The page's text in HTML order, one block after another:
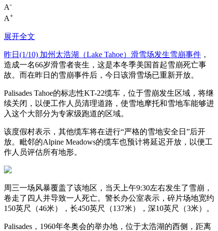
A-
A+
展开全文
昨日(1/10) 加州太浩湖（Lake Tahoe）滑雪场发生雪崩事件 ，
造成一名66岁滑雪者丧生，这是本冬季美国首起雪崩死亡事
故。而在昨日的雪崩事件后，今日该滑雪场已重新开放。
Palisades Tahoe的标志性KT-22缆车，位于雪崩发生区域，将继
续关闭，以便工作人员清理道路，使雪地摩托和雪地车能够进
入这个大部分为专家级跑道的区域。
该度假村表示，其他缆车将在进行“严格的雪地安全日”后开
放。毗邻的Alpine Meadows的缆车也预计将延迟开放，以便工
作人员评估所有地形。
周三一场风暴覆盖了该地区，当天上午9:30左右发生了雪崩，
卷走了四人并导致一人死亡。警长办公室表示，碎片场地宽约
150英尺（46米），长450英尺（137米），深10英尺（3米）。
Palisades，1960年冬奥会的举办地，位于太浩湖的西侧，距离